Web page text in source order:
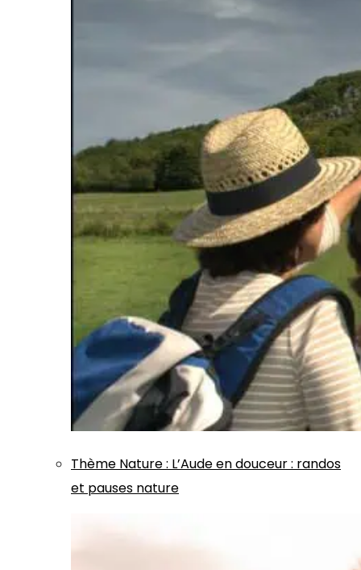
Thème Nature: L’Aude en douceur : randos
et pauses nature